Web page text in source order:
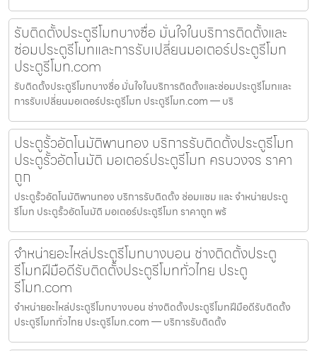
รับติดตั้งประตูรีโมทบางซื่อ มั่นใจในบริการติดตั้งและ
ซ่อมประตูรีโมทและการรับเปลี่ยนมอเตอร์ประตูรีโมท
ประตูรีโมท.com
รับติดตั้งประตูรีโมทบางซื่อ มั่นใจในบริการติดตั้งและซ่อมประตูรีโมทและ
การรับเปลี่ยนมอเตอร์ประตูรีโมท ประตูรีโมท.com — บริ
ประตูรั้วอัตโนมัติพานทอง บริการรับติดตั้งประตูรีโมท
ประตูรั้วอัตโนมัติ มอเตอร์ประตูรีโมท ครบวงจร ราคา
ถูก
ประตูรั้วอัตโนมัติพานทอง บริการรับติดตั้ง ซ่อมแซม และ จำหน่ายประตู
รีโมท ประตูรั้วอัตโนมัติ มอเตอร์ประตูรีโมท ราคาถูก พร้
จำหน่ายอะไหล่ประตูรีโมทบางบอน ช่างติดตั้งประตู
รีโมทฝีมือดีรับติดตั้งประตูรีโมททั่วไทย ประตู
รีโมท.com
จำหน่ายอะไหล่ประตูรีโมทบางบอน ช่างติดตั้งประตูรีโมทฝีมือดีรับติดตั้ง
ประตูรีโมททั่วไทย ประตูรีโมท.com — บริการรับติดตั้ง